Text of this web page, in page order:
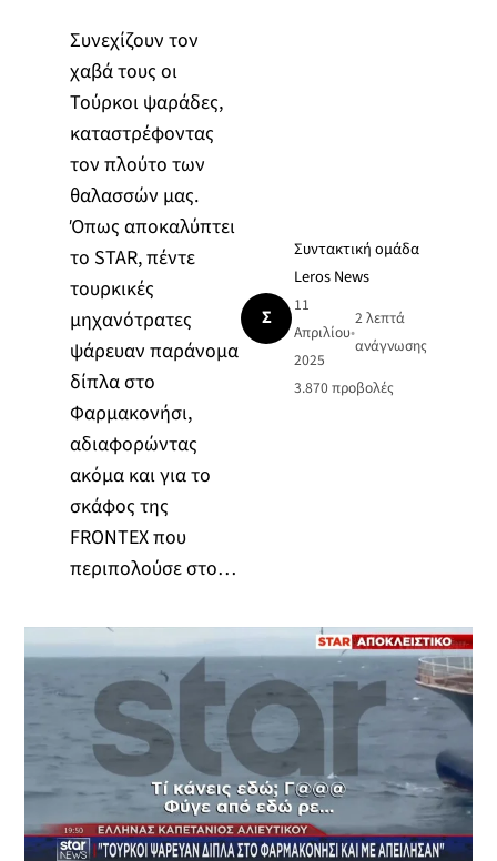
Συνεχίζουν τον
χαβά τους οι
Τούρκοι ψαράδες,
καταστρέφοντας
τον πλούτο των
θαλασσών μας.
Όπως αποκαλύπτει
το STAR, πέντε
τουρκικές
μηχανότρατες
ψάρευαν παράνομα
δίπλα στο
Φαρμακονήσι,
αδιαφορώντας
ακόμα και για το
σκάφος της
FRONΤEX που
περιπολούσε στο…
Σ
Συντακτική ομάδα
Leros News
11
Απριλίου
2025
•
2 λεπτά
ανάγνωσης
3.870προβολές